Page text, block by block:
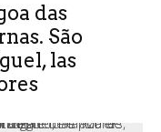
das
São
las